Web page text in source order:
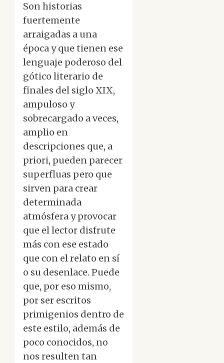
Son historias
fuertemente
arraigadas a una
época y que tienen ese
lenguaje poderoso del
gótico literario de
finales del siglo XIX,
ampuloso y
sobrecargado a veces,
amplio en
descripciones que, a
priori, pueden parecer
superfluas pero que
sirven para crear
determinada
atmósfera y provocar
que el lector disfrute
más con ese estado
que con el relato en sí
o su desenlace. Puede
que, por eso mismo,
por ser escritos
primigenios dentro de
este estilo, además de
poco conocidos, no
nos resulten tan